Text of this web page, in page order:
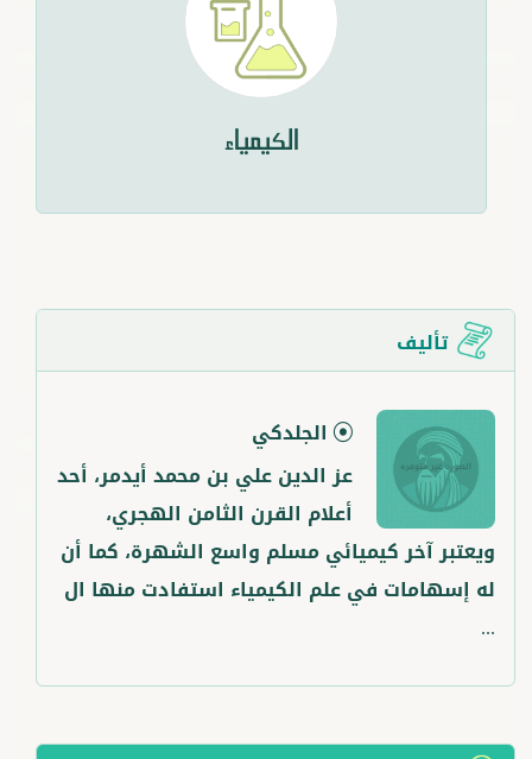
الكيمياء
تأليف
الجلدكي
عز الدين علي بن محمد أيدمر، أحد
أعلام القرن الثامن الهجري،
ويعتبر آخر كيميائي مسلم واسع الشهرة، كما أن
له إسهامات في علم الكيمياء استفادت منها ال